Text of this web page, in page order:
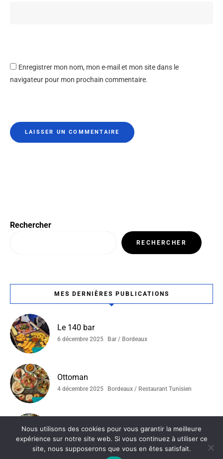
Enregistrer mon nom, mon e-mail et mon site dans le
navigateur pour mon prochain commentaire.
Rechercher
RECHERCHER
MES DERNIÈRES PUBLICATIONS
Le 140 bar
6 décembre 2025 Bar / Bordeaux
Ottoman
4 décembre 2025 Bordeaux / Restaurant Tunisien
La Ferme Du Compostelle
19 novembre 2025 Bordeaux
Nous utilisons des cookies pour vous garantir la meilleure
expérience sur notre site web. Si vous continuez à utiliser ce
site, nous supposerons que vous en êtes satisfait.